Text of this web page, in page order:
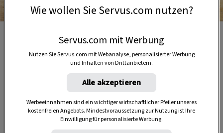
Foto: Nadja Hudovernik
Getrocknetes Obst geben dem Früchtebrot Geschmack und
Süße.
6 Stück
Wie wollen Sie Servus.com nutzen?
Servus.com mit Werbung
Nutzen Sie Servus.com mit Webanalyse, personalisierter Werbung
und Inhalten von Drittanbietern.
Alle akzeptieren
Werbeeinnahmen sind ein wichtiger wirtschaftlicher Pfeiler unseres
kostenfreien Angebots. Mindestvoraussetzung zur Nutzung ist Ihre
Einwilligung für personalisierte Werbung.